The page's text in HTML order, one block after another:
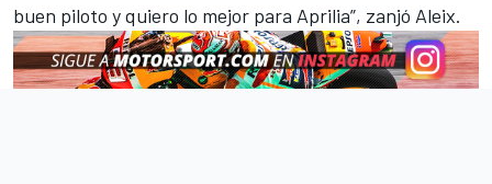
buen piloto y quiero lo mejor para Aprilia”, zanjó Aleix.